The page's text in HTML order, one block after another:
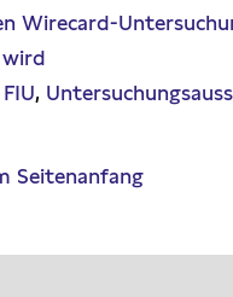
Wirecard-
FIU
Seitenanfang